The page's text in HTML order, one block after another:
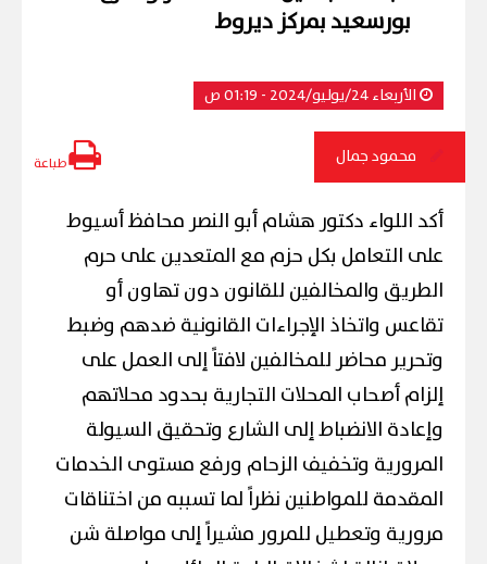
بورسعيد بمركز ديروط
الأربعاء 24/يوليو/2024 - 01:19 ص
محمود جمال طباعة
أكد اللواء دكتور هشام أبو النصر محافظ أسيوط
على التعامل بكل حزم مع المتعدين على حرم
الطريق والمخالفين للقانون دون تهاون أو
تقاعس واتخاذ الإجراءات القانونية ضدهم وضبط
وتحرير محاضر للمخالفين لافتاً إلى العمل على
إلزام أصحاب المحلات التجارية بحدود محلاتهم
وإعادة الانضباط إلى الشارع وتحقيق السيولة
المرورية وتخفيف الزحام ورفع مستوى الخدمات
المقدمة للمواطنين نظراً لما تسببه من اختناقات
مرورية وتعطيل للمرور مشيراً إلى مواصلة شن